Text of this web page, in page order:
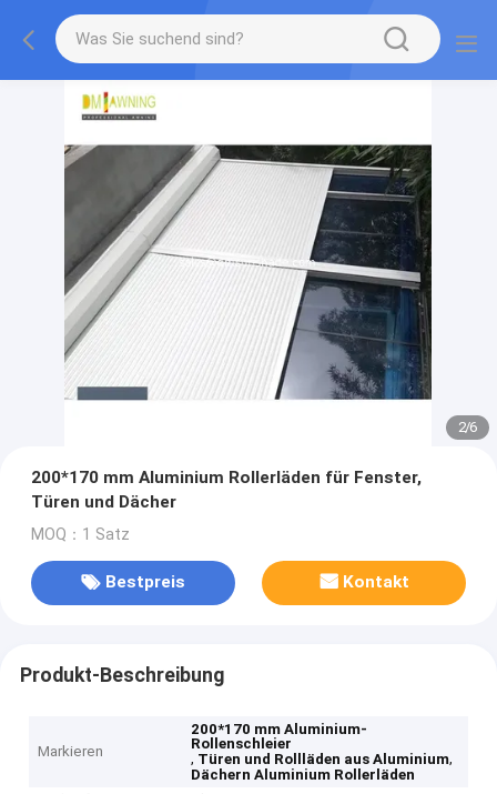
2/6
200*170 mm Aluminium Rollerläden für Fenster,
Türen und Dächer
MOQ：1 Satz
Bestpreis Kontakt
Produkt-Beschreibung
Markieren
200*170 mm Aluminium-
Rollenschleier
, Türen und Rollläden aus Aluminium,
Dächern Aluminium Rollerläden